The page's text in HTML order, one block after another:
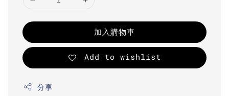
加入購物車
Add to wishlist
分享